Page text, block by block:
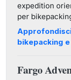
expedition
per
bikepacking
Fargo